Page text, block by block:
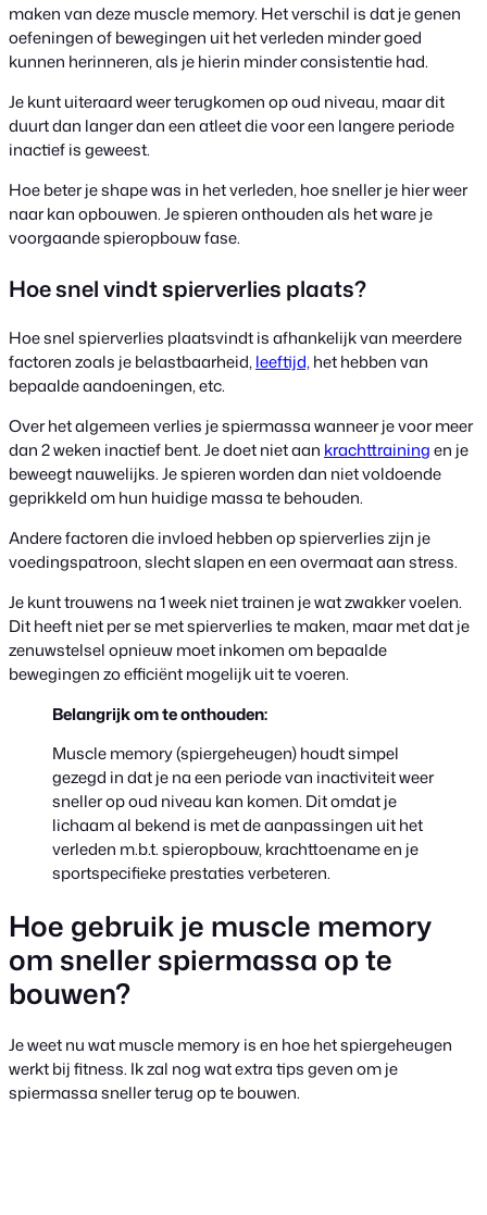
maken van deze muscle memory. Het verschil is dat je genen
oefeningen of bewegingen uit het verleden minder goed
kunnen herinneren, als je hierin minder consistentie had.
Je kunt uiteraard weer terugkomen op oud niveau, maar dit
duurt dan langer dan een atleet die voor een langere periode
inactief is geweest.
Hoe beter je shape was in het verleden, hoe sneller je hier weer
naar kan opbouwen. Je spieren onthouden als het ware je
voorgaande spieropbouw fase.
Hoe snel vindt spierverlies plaats?
Hoe snel spierverlies plaatsvindt is afhankelijk van meerdere
factoren zoals je belastbaarheid,leeftijd,het hebben van
bepaalde aandoeningen, etc.
Over het algemeen verlies je spiermassa wanneer je voor meer
dan 2 weken inactief bent. Je doet niet aan krachttrainingen je
beweegt nauwelijks. Je spieren worden dan niet voldoende
geprikkeld om hun huidige massa te behouden.
Andere factoren die invloed hebben op spierverlies zijn je
voedingspatroon, slecht slapen en een overmaat aan stress.
Je kunt trouwens na 1 week niet trainen je wat zwakker voelen.
Dit heeft niet per se met spierverlies te maken, maar met dat je
zenuwstelsel opnieuw moet inkomen om bepaalde
bewegingen zo efficiënt mogelijk uit te voeren.
Belangrijk om te onthouden:
Muscle memory (spiergeheugen) houdt simpel
gezegd in dat je na een periode van inactiviteit weer
sneller op oud niveau kan komen. Dit omdat je
lichaam al bekend is met de aanpassingen uit het
verleden m.b.t. spieropbouw, krachttoename en je
sportspecifieke prestaties verbeteren.
Hoe gebruik je muscle memory
om sneller spiermassa op te
bouwen?
Je weet nu wat muscle memory is en hoe het spiergeheugen
werkt bij fitness. Ik zal nog wat extra tips geven om je
spiermassa sneller terug op te bouwen.